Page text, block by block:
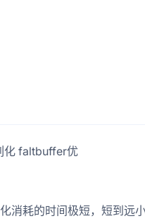
化 faltbuffer优
消耗的时间极短，短到远